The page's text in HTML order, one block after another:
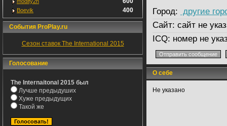
Boevik 400
События ProPlay.ru
Сезон ставок The International 2015
Голосование
The Internaitonal 2015 был
Лучше предыдуших
Хуже предыдущих
Такой же
Город: другие
Сайт: сайт не
ICQ: номер не
О себе
Не указано